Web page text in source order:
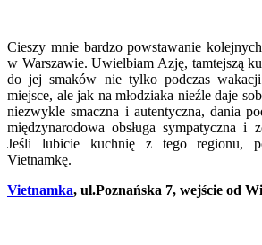
Cieszy mnie bardzo powstawanie
w Warszawie. Uwielbiam Azję, tamtejszą
do jej smaków nie tylko podczas
miejsce, ale jak na młodziaka nieźle daje
niezwykle smaczna i autentyczna, dania
międzynarodowa obsługa sympatyczna i
Jeśli lubicie kuchnię z tego regionu,
Vietnamkę.
Vietnamka, ul.Poznańska 7, wejście od